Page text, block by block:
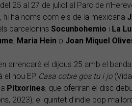
25 al 27 de juliol al Parc de
hi ha noms com els de la mexicana
barcelonins Socunbohemio i La
, Maria Hein o Joan Miquel
arrencarà el dijous 25 amb el
el nou EP Casa cotxe gos tu i jo
Pitxorines, que oferiran el disc
2023); el quintet d'indie pop